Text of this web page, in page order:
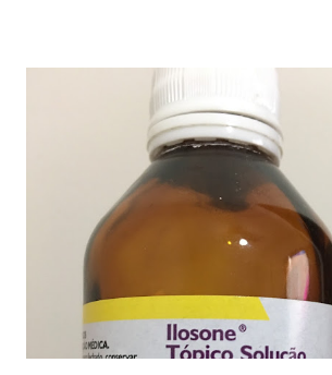
micose de unha é feito com esmaltes
orais ,ou para aplicação local receitados pelo
tempo para tratamento pode variar de 06
quem prefere tratamentos caseiros , pode
duas vezes ao dia. Eu já passei por isso, pelo
sapato fechado e apertado . E utilizei o
um agente antifúngico sintético para